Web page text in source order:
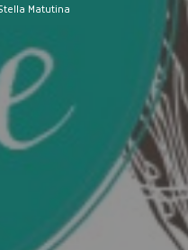
Matutina